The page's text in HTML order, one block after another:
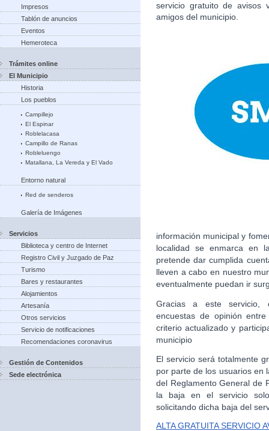
Impresos
Tablón de anuncios
Eventos
Hemeroteca
Trámites online
El Municipio
Historia
Los pueblos
Campillejo
El Espinar
Roblelacasa
Campillo de Ranas
Robleluengo
Matallana, La Vereda y El Vado
Entorno natural
Red de senderos
Galería de Imágenes
Servicios
Biblioteca y centro de Internet
Registro Civil y Juzgado de Paz
Turismo
Bares y restaurantes
Alojamientos
Artesanía
Otros servicios
Servicio de notificaciones
Recomendaciones coronavirus
Gestión de Contenidos
Sede electrónica
servicio gratuito de
amigos del municipio.
información municipal y
localidad se enmarca en
pretende dar cumplida
lleven a cabo en nuestro
eventualmente puedan ir
Gracias a este servicio,
encuestas de opinión
criterio actualizado y
municipio
El servicio será totalmente
por parte de los usuarios en
del Reglamento General de
la baja en el servicio
solicitando dicha baja del
ALTA GRATUITA SERVICIO